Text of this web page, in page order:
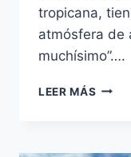
tropicana,
atmósfera de
muchísimo”….
LEER MÁS BODAS